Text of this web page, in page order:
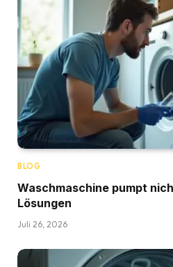
BLOG
Waschmaschine pumpt
Lösungen
Juli 26, 2026